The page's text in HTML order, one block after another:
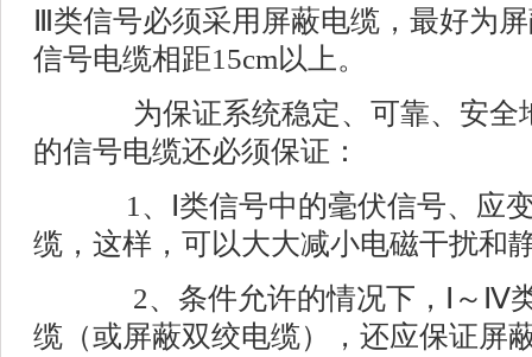
Ⅲ类信号必须采用屏蔽电缆，最好为
信号电缆相距15cm以上。
为保证系统稳定、可靠、安全
的信号电缆还必须保证：
1、Ⅰ类信号中的毫伏信号、应
缆，这样，可以大大减小电磁干扰和
2、条件允许的情况下，Ⅰ～Ⅳ类
缆（或屏蔽双绞电缆），还应保证屏